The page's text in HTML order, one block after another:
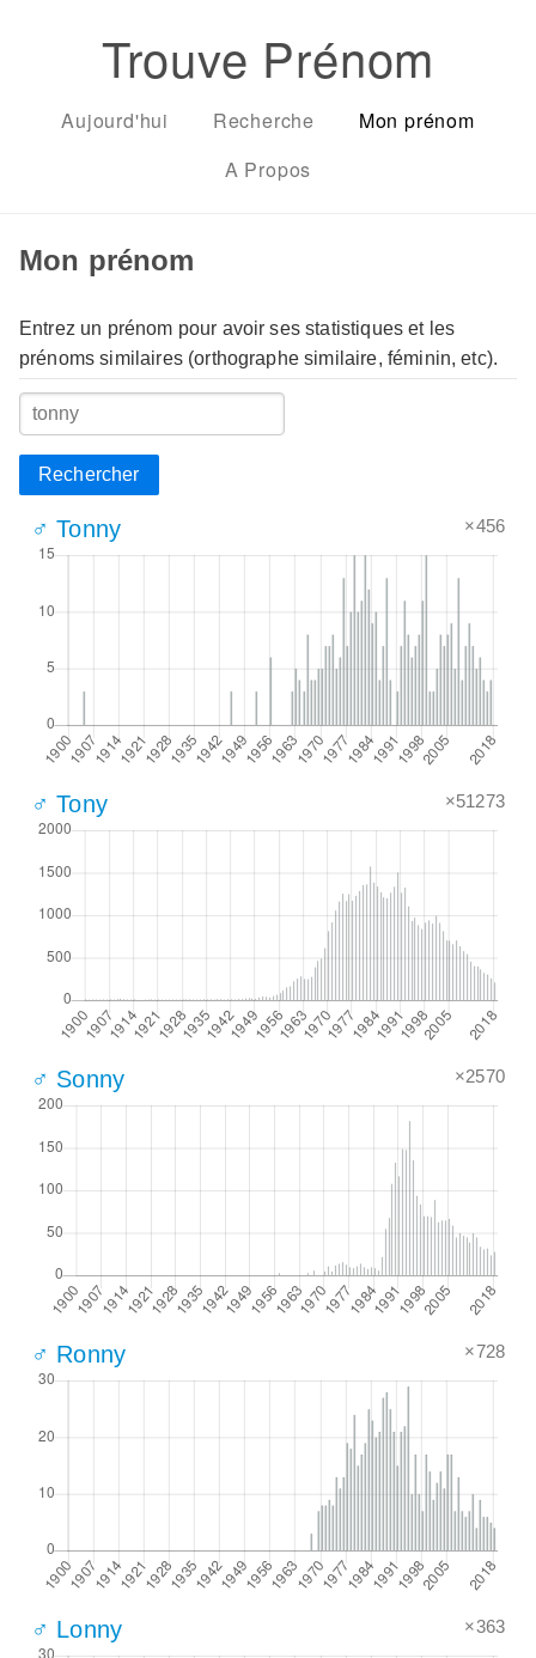
Trouve Prénom
Aujourd'hui Recherche
Mon prénom
A Propos
Mon prénom
Entrez un prénom pour avoir ses statistiques et les
prénoms similaires (orthographe similaire, féminin, etc).
Rechercher
♂ Tonny ×456
♂ Tony ×51273
♂ Sonny ×2570
♂ Ronny ×728
♂ Lonny ×363